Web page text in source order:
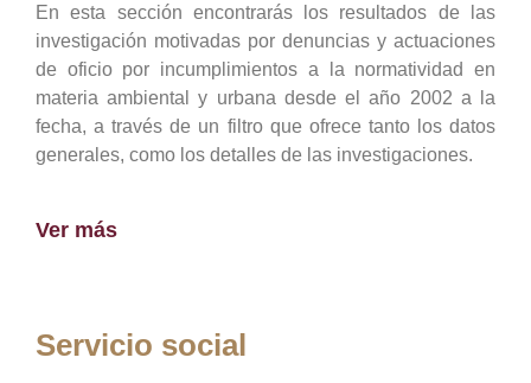
En esta sección encontrarás los resultados de las
investigación motivadas por denuncias y actuaciones
de oficio por incumplimientos a la normatividad en
materia ambiental y urbana desde el año 2002 a la
fecha, a través de un filtro que ofrece tanto los datos
generales, como los detalles de las investigaciones.
Ver más
Servicio social